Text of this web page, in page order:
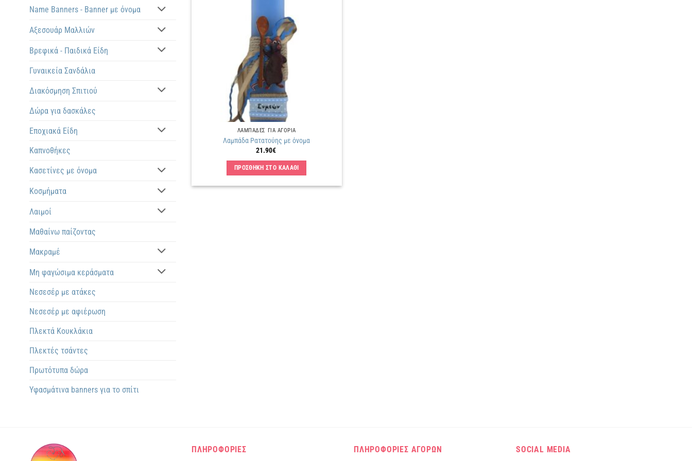
Name Banners - Banner με όνομα
Αξεσουάρ Μαλλιών
Βρεφικά - Παιδικά Είδη
Γυναικεία Σανδάλια
Διακόσμηση Σπιτιού
Δώρα για δασκάλες
Εποχιακά Είδη
Καπνοθήκες
Κασετίνες με όνομα
Κοσμήματα
Λαιμοί
Μαθαίνω παίζοντας
Μακραμέ
Μη φαγώσιμα κεράσματα
Νεσεσέρ με ατάκες
Νεσεσέρ με αφιέρωση
Πλεκτά Kουκλάκια
Πλεκτές τσάντες
Πρωτότυπα δώρα
Υφασμάτινα banners για το σπίτι
ΛΑΜΠΑΔΕΣ ΓΙΑ ΑΓΟΡΙΑ
Λαμπάδα Ρατατούης με όνομα
21.90€
ΠΡΟΣΘΗΚΗ ΣΤΟ ΚΑΛΑΘΙ
ΠΛΗΡΟΦΟΡΙΕΣ ΠΛΗΡΟΦΟΡΙΕΣ ΑΓΟΡΩΝ SOCIAL MEDIA